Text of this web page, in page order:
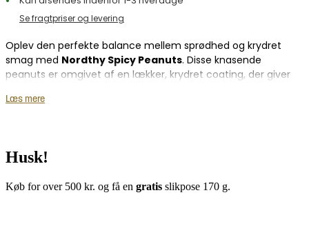
Se fragtpriser og levering
Oplev den perfekte balance mellem sprødhed og krydret
smag med Nordthy Spicy Peanuts. Disse knasende
peanuts er omgivet af en lækker, krydret coating, der giver
600 g er denne snack ideel til enhver lejlighed – om det er til
Læs mere
Husk!
Køb for over 500 kr. og få en gratis slikpose 170 g.